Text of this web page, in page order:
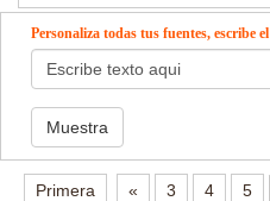
Personaliza todas tus fuentes, escribe
Primera « 3 4 5